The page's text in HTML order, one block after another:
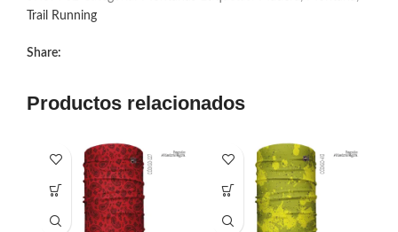
Trail Running
Share:
Productos relacionados